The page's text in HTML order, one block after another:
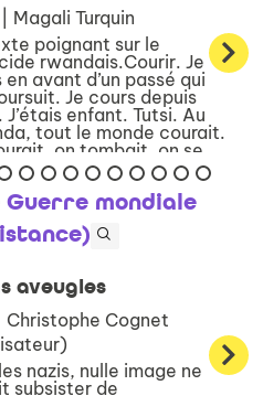
Magali Turquin
poignant sur le
rwandais.Courir. Je
en avant d’un passé qui
Je cours depuis
J’étais enfant. Tutsi. Au
tout le monde courait.
on tombait, on se
Hutus contre Tu...
Guerre mondiale
aveugles
Christophe Cognet
nazis, nulle image ne
subsister de